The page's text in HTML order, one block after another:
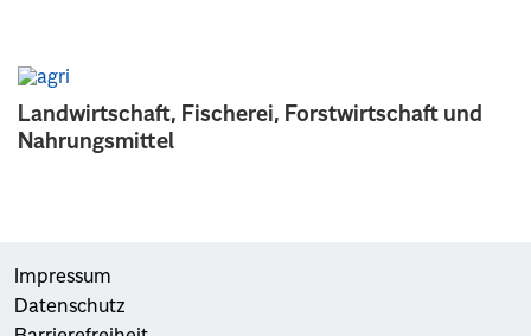
Landwirtschaft, Fischerei, Forstwirtschaft und
Nahrungsmittel
Impressum
Datenschutz